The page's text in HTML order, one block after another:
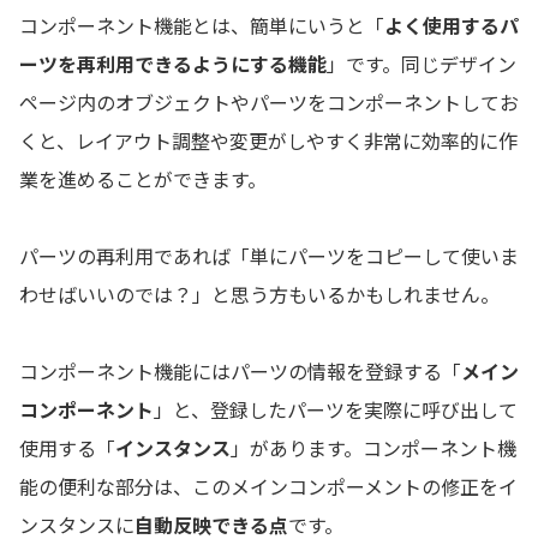
コンポーネント機能とは、簡単にいうと「よく使用するパ
ーツを再利用できるようにする機能」です。同じデザイン
ページ内のオブジェクトやパーツをコンポーネントしてお
くと、レイアウト調整や変更がしやすく非常に効率的に作
業を進めることができます。
パーツの再利用であれば「単にパーツをコピーして使いま
わせばいいのでは？」と思う方もいるかもしれません。
コンポーネント機能にはパーツの情報を登録する「メイン
コンポーネント 」と、登録したパーツを実際に呼び出して
使用する「インスタンス 」があります。コンポーネント機
能の便利な部分は、このメインコンポーメントの修正をイ
ンスタンスに自動反映できる点です。